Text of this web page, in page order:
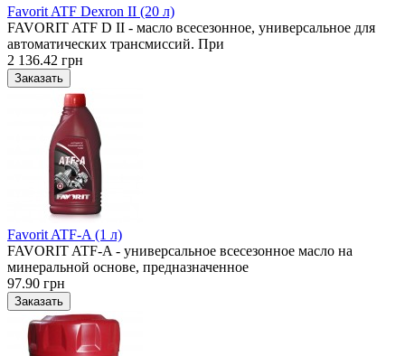
Favorit ATF Dexron II (20 л)
FAVORIT ATF D II - масло всесезонное, универсальное для
автоматических трансмиссий. При
2 136.42 грн
Favorit ATF-A (1 л)
FAVORIT ATF-A - универсальное всесезонное масло на
минеральной основе, предназначенное
97.90 грн